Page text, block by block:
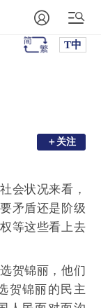
T中
＋关注
＋关注
会状况来看，
矛盾还是阶级
等这些看上去
贺锦丽，他们
贺锦丽的民主